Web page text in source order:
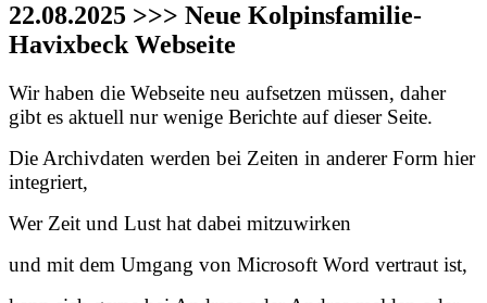
22.08.2025 >>> Neue Kolpinsfamilie-
Havixbeck Webseite
Wir haben die Webseite neu aufsetzen müssen, daher
gibt es aktuell nur wenige Berichte auf dieser Seite.
Die Archivdaten werden bei Zeiten in anderer Form hier
integriert,
Wer Zeit und Lust hat dabei mitzuwirken
und mit dem Umgang von Microsoft Word vertraut ist,